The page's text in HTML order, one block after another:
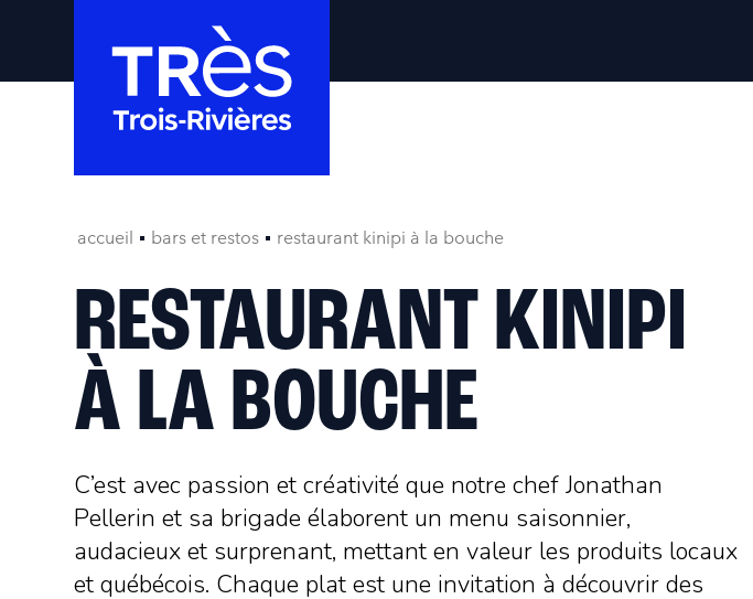
accueil bars et restos restaurant kinipi à la bouche
RESTAURANT KINIPI
À LA BOUCHE
C’est avec passion et créativité que notre chef Jonathan
Pellerin et sa brigade élaborent un menu saisonnier,
audacieux et surprenant, mettant en valeur les produits locaux
et québécois. Chaque plat est une invitation à découvrir des